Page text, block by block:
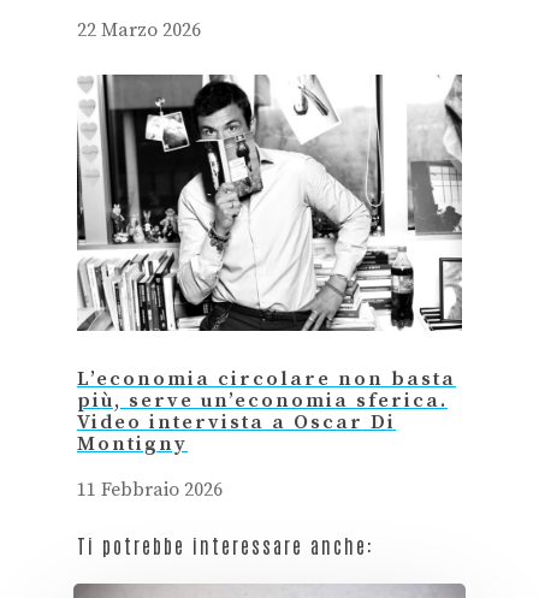
22 Marzo 2026
L’economia circolare non basta
più, serve un’economia sferica.
Video intervista a Oscar Di
Montigny
11 Febbraio 2026
Ti potrebbe interessare anche: